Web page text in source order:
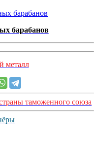
барабанов
металл
таможенного союза